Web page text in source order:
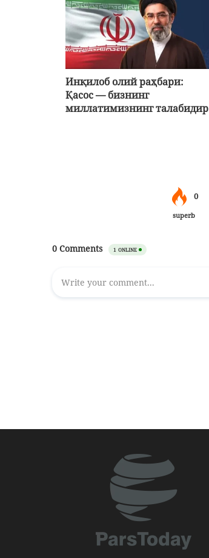
Инқилоб олий раҳбари:
Қасос — бизнинг
миллатимизнинг талабидир